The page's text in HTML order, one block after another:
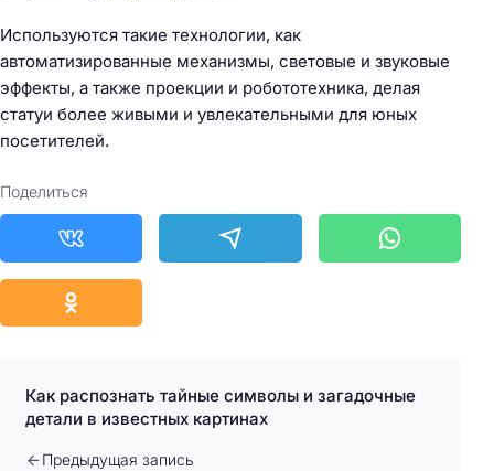
Используются такие технологии, как
автоматизированные механизмы, световые и звуковые
эффекты, а также проекции и робототехника, делая
статуи более живыми и увлекательными для юных
посетителей.
Поделиться
Как распознать тайные символы и загадочные
детали в известных картинах
Предыдущая запись